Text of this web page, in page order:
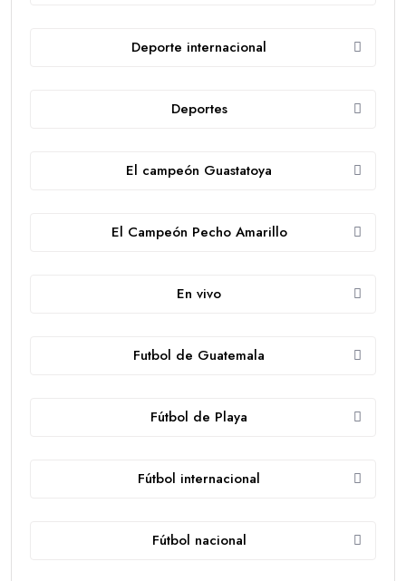
Deporte internacional
Deportes
El campeón Guastatoya
El Campeón Pecho Amarillo
En vivo
Futbol de Guatemala
Fútbol de Playa
Fútbol internacional
Fútbol nacional